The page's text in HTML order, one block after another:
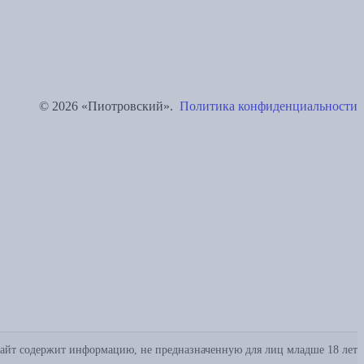
© 2026 «Пиотровский». Политика конфиденциальности
содержит информацию, не предназначенную для лиц младше 18 лет